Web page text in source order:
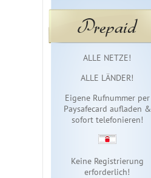
Prepaid
Sofortzugang
ALLE NETZE!
ALLE LÄNDER!
Eigene Rufnummer per
Paysafecard aufladen &
sofort telefonieren!
Keine Registrierung
erforderlich!